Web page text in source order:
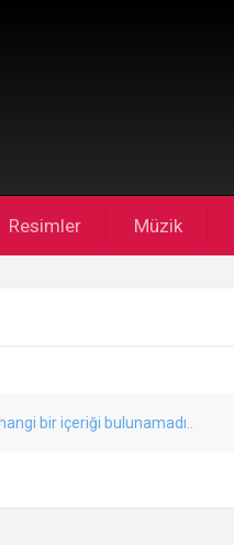
Resimler Müzik
bir içeriği bulunamadı..